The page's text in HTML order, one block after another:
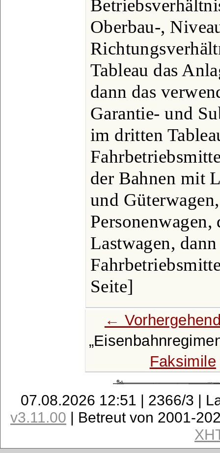
Oberbau-,
Tableau das
dann das
Garantie- und
im dritten
der Bahnen mit
und
Lastwagen,
Seite]
←
Faksimile
07.08.2026 12:51 | 2366/3 |
v3.11.00 | Betreut von 2001-